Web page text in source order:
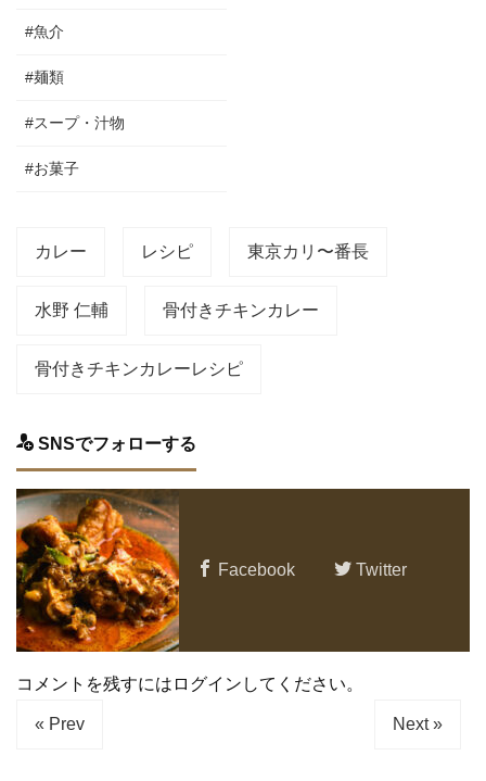
#魚介
#麺類
#スープ・汁物
#お菓子
カレー レシピ 東京カリ〜番長
水野 仁輔 骨付きチキンカレー
骨付きチキンカレーレシピ
SNSでフォローする
Facebook Twitter
コメントを残すにはログインしてください。
« Prev Next »